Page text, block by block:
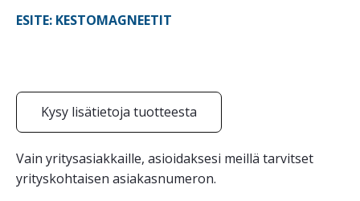
ESITE: KESTOMAGNEETIT
Kysy lisätietoja tuotteesta
Vain yritysasiakkaille, asioidaksesi meillä tarvitset
yrityskohtaisen asiakasnumeron.